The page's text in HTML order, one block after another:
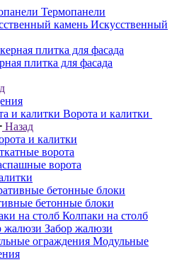
Термопанели
Искусственный
плитка для фасада
Ворота и калитки
Назад
и калитки
ворота
ворота
бетонные блоки
Колпаки на столб
Забор жалюзи
Модульные